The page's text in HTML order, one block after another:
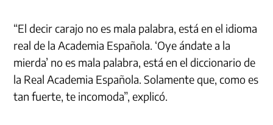
“El decir carajo no es mala palabra, está en el idioma
real de la Academia Española. ‘Oye ándate a la
mierda’ no es mala palabra, está en el diccionario de
la Real Academia Española. Solamente que, como es
tan fuerte, te incomoda”, explicó.